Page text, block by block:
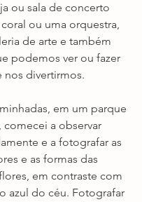
ou sala de concerto
ou uma orquestra,
de arte e também
podemos ver ou fazer
nos divertirmos.
em um parque
comecei a observar
e a fotografar as
e as formas das
em contraste com
azul do céu. Fotografar